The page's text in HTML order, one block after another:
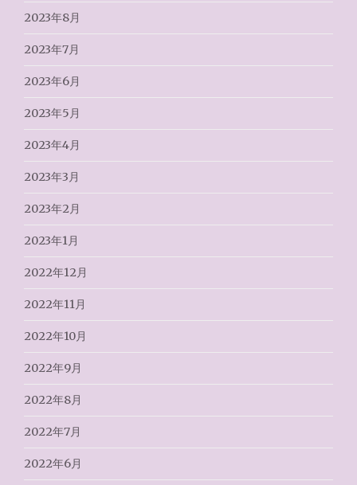
2023年8月
2023年7月
2023年6月
2023年5月
2023年4月
2023年3月
2023年2月
2023年1月
2022年12月
2022年11月
2022年10月
2022年9月
2022年8月
2022年7月
2022年6月